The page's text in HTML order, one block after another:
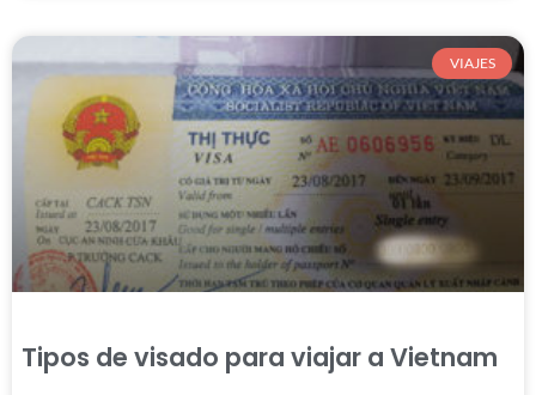
VIAJES
Tipos de visado para viajar a Vietnam